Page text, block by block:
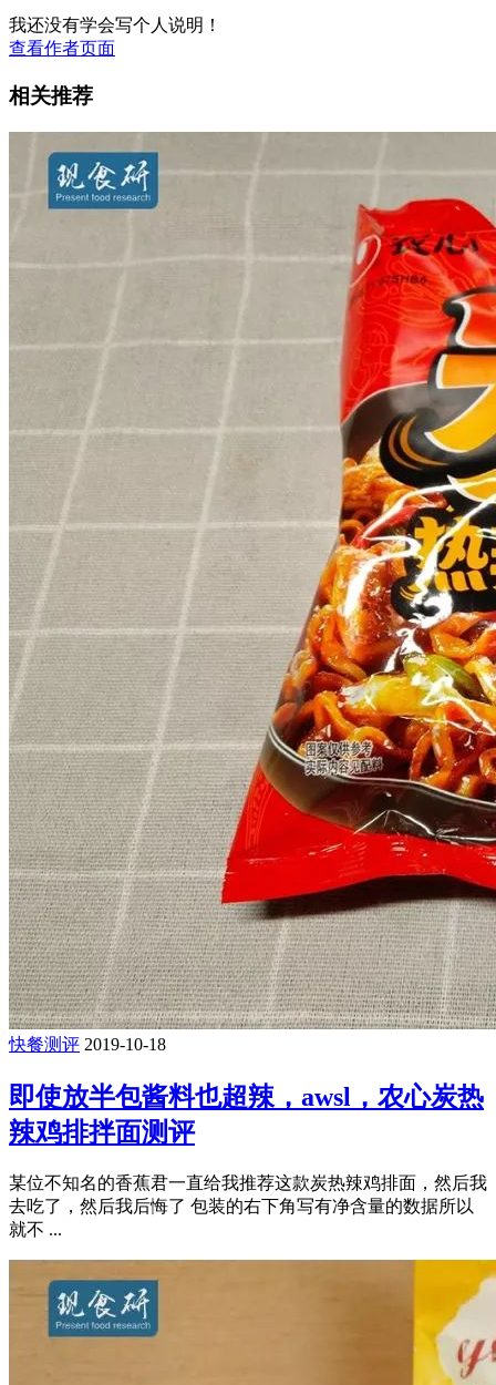
我还没有学会写个人说明！
查看作者页面
相关推荐
快餐测评 2019-10-18
即使放半包酱料也超辣，awsl，农心炭热
辣鸡排拌面测评
某位不知名的香蕉君一直给我推荐这款炭热辣鸡排面，然后我
去吃了，然后我后悔了 包装的右下角写有净含量的数据所以
就不 ...